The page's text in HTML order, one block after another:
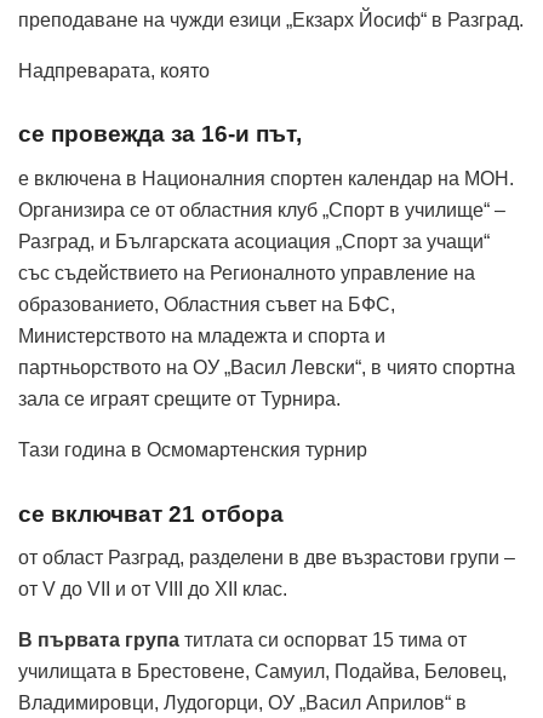
преподаване на чужди езици „Екзарх Йосиф“ в Разград.
Надпреварата, която
се провежда за 16-и път,
е включена в Националния спортен календар на МОН.
Организира се от областния клуб „Спорт в училище“ –
Разград, и Българската асоциация „Спорт за учащи“
със съдействието на Регионалното управление на
образованието, Областния съвет на БФС,
Министерството на младежта и спорта и
партньорството на ОУ „Васил Левски“, в чиято спортна
зала се играят срещите от Турнира.
Тази година в Осмомартенския турнир
се включват 21 отбора
от област Разград, разделени в две възрастови групи –
от V до VII и от VIII до XII клас.
В първата група титлата си оспорват 15 тима от
училищата в Брестовене, Самуил, Подайва, Беловец,
Владимировци, Лудогорци, ОУ „Васил Априлов“ в